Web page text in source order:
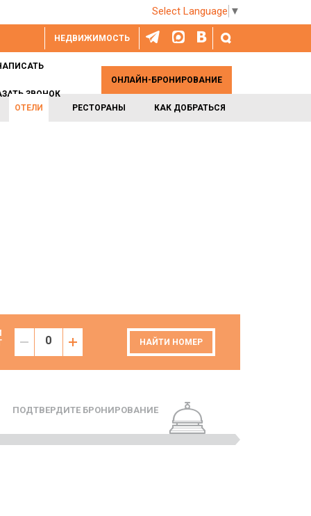
Select Language ▼
НЕДВИЖИМОСТЬ
ОТЕЛИ РЕСТОРАНЫ КАК ДОБРАТЬСЯ
ЗВОНОК
ОНЛАЙН-БРОНИРОВАНИЕ
НАЙТИ НОМЕР
ПОДТВЕРДИТЕ БРОНИРОВАНИЕ